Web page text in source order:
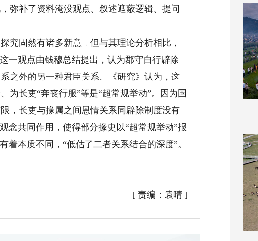
弥补了资料淹没观点、叙述遮蔽逻辑、提问
固然有诸多新意，但与其理论分析相比，
一观点由钱穆总结提出，认为郡守自行辟除
之外的另一种君臣关系。《研究》认为，这
为长吏“奔丧行服”等是“超常规举动”。因为国
，长吏与掾属之间恩情关系同辟除制度没有
念共同作用，使得部分掾史以“超常规举动”报
着本质不同，“低估了二者关系结合的深度”。
[ 责编：袁晴]